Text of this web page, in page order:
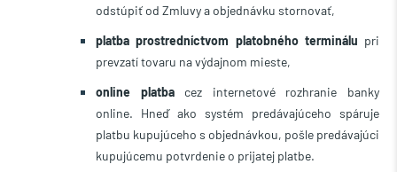
odstúpiť od Zmluvy a objednávku stornovať,
platba prostredníctvom platobného terminálu pri
prevzatí tovaru na výdajnom mieste,
online platbacez internetové rozhranie banky
online. Hneď ako systém predávajúceho spáruje
platbu kupujúceho s objednávkou, pošle predávajúci
kupujúcemu potvrdenie o prijatej platbe.